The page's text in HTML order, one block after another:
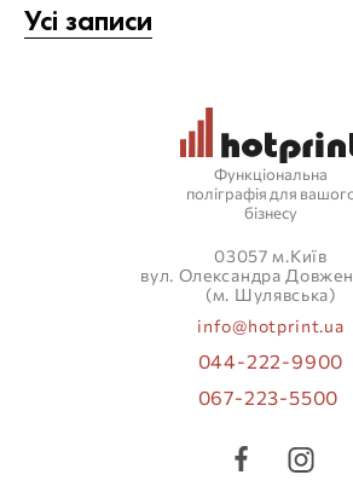
Усі записи
Функціональна
поліграфія для
бізнесу
03057 м.Київ
вул. Олександра
(м. Шулявська)
info@hotprint.ua
044-222-9900
067-223-5500